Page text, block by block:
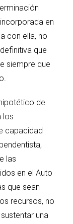
en
con ella, no
que
siempre que
de
los
capacidad
las
en el Auto
que sean
recursos, no
una